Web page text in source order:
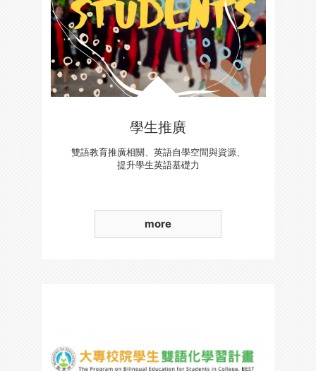
學生推廣
雙語教育推廣相關、英語自學空間與資源、
提升學生英語基礎力
more